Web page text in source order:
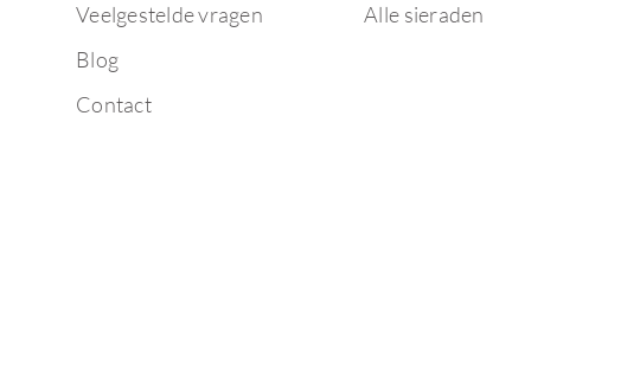
Veelgestelde vragen
Blog
Contact
Alle sieraden